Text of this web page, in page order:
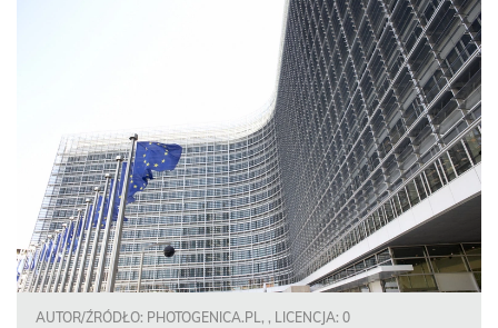
AUTOR/ŹRÓDŁO: PHOTOGENICA.PL, , LICENCJA: 0